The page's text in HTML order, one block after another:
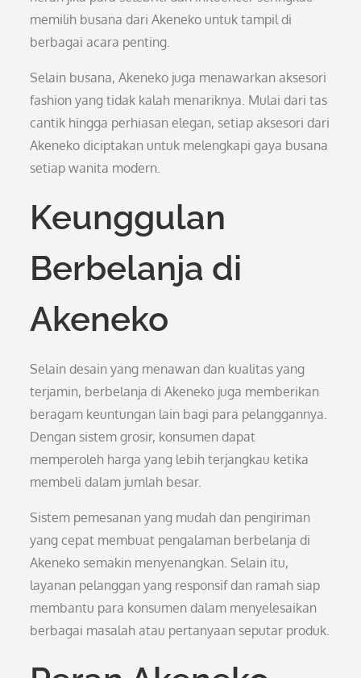
memilih busana dari Akeneko untuk tampil di
berbagai acara penting.
Selain busana, Akeneko juga menawarkan aksesori
fashion yang tidak kalah menariknya. Mulai dari tas
cantik hingga perhiasan elegan, setiap aksesori dari
Akeneko diciptakan untuk melengkapi gaya busana
setiap wanita modern.
Keunggulan
Berbelanja di
Akeneko
Selain desain yang menawan dan kualitas yang
terjamin, berbelanja di Akeneko juga memberikan
beragam keuntungan lain bagi para pelanggannya.
Dengan sistem grosir, konsumen dapat
memperoleh harga yang lebih terjangkau ketika
membeli dalam jumlah besar.
Sistem pemesanan yang mudah dan pengiriman
yang cepat membuat pengalaman berbelanja di
Akeneko semakin menyenangkan. Selain itu,
layanan pelanggan yang responsif dan ramah siap
membantu para konsumen dalam menyelesaikan
berbagai masalah atau pertanyaan seputar produk.